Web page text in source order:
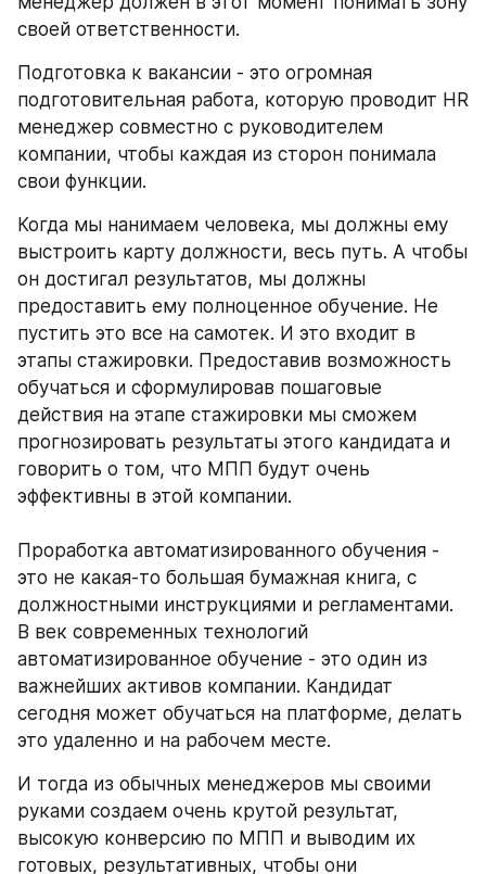
своей ответственности.
Подготовка к вакансии - это огромная
подготовительная работа, которую проводит HR
менеджер совместно с руководителем
компании, чтобы каждая из сторон понимала
свои функции.
Когда мы нанимаем человека, мы должны ему
выстроить карту должности, весь путь. А чтобы
он достигал результатов, мы должны
предоставить ему полноценное обучение. Не
пустить это все на самотек. И это входит в
этапы стажировки. Предоставив возможность
обучаться и сформулировав пошаговые
действия на этапе стажировки мы сможем
прогнозировать результаты этого кандидата и
говорить о том, что МПП будут очень
эффективны в этой компании.
Проработка автоматизированного обучения -
это не какая-то большая бумажная книга, с
должностными инструкциями и регламентами.
В век современных технологий
автоматизированное обучение - это один из
важнейших активов компании. Кандидат
сегодня может обучаться на платформе, делать
это удаленно и на рабочем месте.
И тогда из обычных менеджеров мы своими
руками создаем очень крутой результат,
высокую конверсию по МПП и выводим их
готовых, результативных, чтобы они